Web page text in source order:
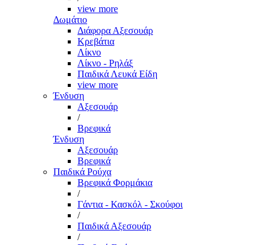
view more
Δωμάτιο
Διάφορα Αξεσουάρ
Κρεβάτια
Λίκνο
Λίκνο - Ρηλάξ
Παιδικά Λευκά Είδη
view more
Ένδυση
Αξεσουάρ
/
Βρεφικά
Ένδυση
Αξεσουάρ
Βρεφικά
Παιδικά Ρούχα
Βρεφικά Φορμάκια
/
Γάντια - Κασκόλ - Σκούφοι
/
Παιδικά Αξεσουάρ
/